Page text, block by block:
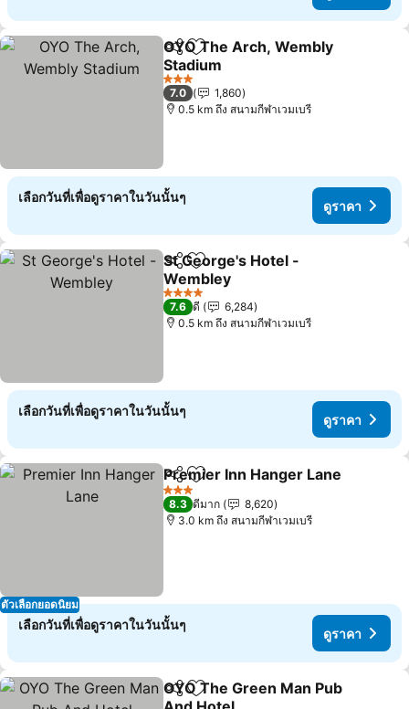
แชร์ เพิ่มในรายการโปรด
OYO The Arch, Wembly
Stadium
ดูราคา
3 ดาว
7.0
1,860
0.5 km ถึง สนามกีฬาเวมเบรี
เลือกวันที่เพื่อดูราคาในวันนั้นๆ
ดูราคา
แชร์ เพิ่มในรายการโปรด
St George's Hotel -
Wembley
ดูราคา
4 ดาว
7.6 ดี
6,284
0.5 km ถึง สนามกีฬาเวมเบรี
เลือกวันที่เพื่อดูราคาในวันนั้นๆ
ดูราคา
ตัวเลือกยอดนิยม
แชร์ เพิ่มในรายการโปรด
Premier Inn Hanger Lane
3 ดาว
8.3 ดีมาก
8,620
3.0 km ถึง สนามกีฬาเวมเบรี
เลือกวันที่เพื่อดูราคาในวันนั้นๆ
ดูราคา
แชร์ เพิ่มในรายการโปรด
OYO The Green Man Pub